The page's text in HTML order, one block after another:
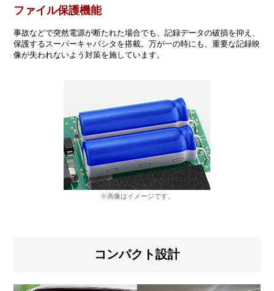
ファイル保護機能
事故などで突然電源が断たれた場合でも、記録データの破損を抑え、
保護するスーパーキャパシタを搭載。万が一の時にも、重要な記録映
像が失われないよう対策を施しています。
※画像はイメージです。
コンパクト設計